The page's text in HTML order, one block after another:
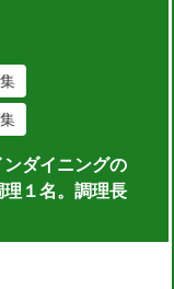
ダイニングの
１名。調理長